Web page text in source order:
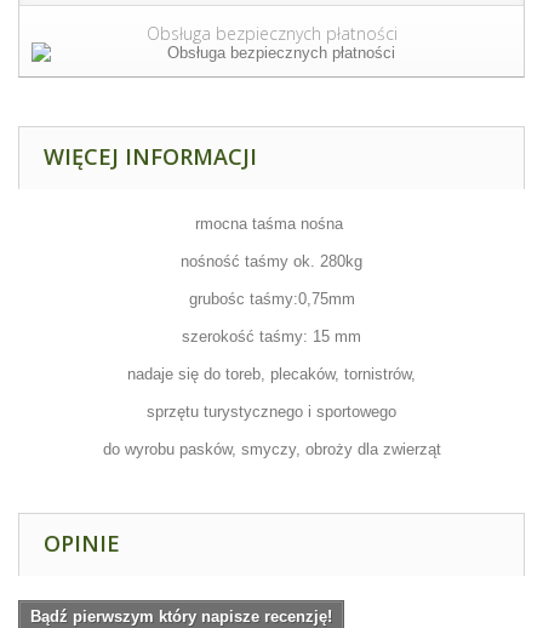
Obsługa bezpiecznych płatności
WIĘCEJ INFORMACJI
rmocna taśma nośna
nośność taśmy ok. 280kg
grubośc taśmy:0,75mm
szerokość taśmy: 15 mm
nadaje się do toreb, plecaków, tornistrów,
sprzętu turystycznego i sportowego
do wyrobu pasków, smyczy, obroży dla zwierząt
OPINIE
Bądź pierwszym który napisze recenzję!